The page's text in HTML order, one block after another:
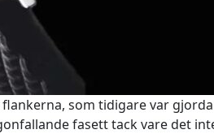
som tidigare var
fasett tack vare det